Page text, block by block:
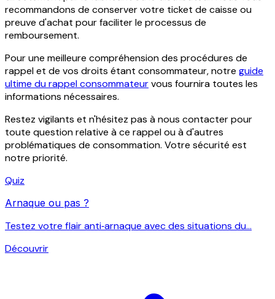
recommandons de conserver votre ticket de caisse ou
preuve d'achat pour faciliter le processus de
remboursement.
Pour une meilleure compréhension des procédures de
rappel et de vos droits étant consommateur, notre guide
ultime du rappel consommateurvous fournira toutes les
informations nécessaires.
Restez vigilants et n'hésitez pas à nous contacter pour
toute question relative à ce rappel ou à d'autres
problématiques de consommation. Votre sécurité est
notre priorité.
Quiz
Arnaque ou pas ?
Testez votre flair anti‑arnaque avec des situations du...
Découvrir